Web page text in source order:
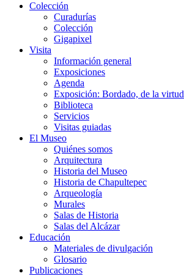
Colección
Curadurías
Colección
Gigapixel
Visita
Información general
Exposiciones
Agenda
Exposición: Bordado, de la virtud
Biblioteca
Servicios
Visitas guiadas
El Museo
Quiénes somos
Arquitectura
Historia del Museo
Historia de Chapultepec
Arqueología
Murales
Salas de Historia
Salas del Alcázar
Educación
Materiales de divulgación
Glosario
Publicaciones